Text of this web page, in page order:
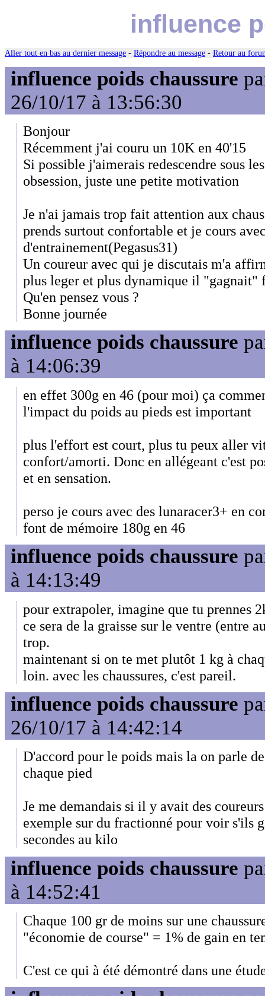
influence
Aller tout en bas au dernier message - Répondre au message - Retour au
influence poids chaussure
26/10/17 à 13:56:30
Bonjour
Récemment j'ai couru un 10K en 40'15
Si possible j'aimerais redescendre sous
obsession, juste une petite motivation
Je n'ai jamais trop fait attention aux
prends surtout confortable et je cours
d'entrainement(Pegasus31)
Un coureur avec qui je discutais m'a
plus leger et plus dynamique il "gagnait"
Qu'en pensez vous ?
Bonne journée
influence poids chaussure
à 14:06:39
en effet 300g en 46 (pour moi) ça
l'impact du poids au pieds est important
plus l'effort est court, plus tu peux aller
confort/amorti. Donc en allégeant c'est
et en sensation.
perso je cours avec des lunaracer3+ en
font de mémoire 180g en 46
influence poids chaussure
à 14:13:49
pour extrapoler, imagine que tu prennes
ce sera de la graisse sur le ventre (entre
trop.
maintenant si on te met plutôt 1 kg à
loin. avec les chaussures, c'est pareil.
influence poids chaussure
26/10/17 à 14:42:14
D'accord pour le poids mais la on parle
chaque pied
Je me demandais si il y avait des
exemple sur du fractionné pour voir s'ils
secondes au kilo
influence poids chaussure
à 14:52:41
Chaque 100 gr de moins sur une
"économie de course" = 1% de gain en
C'est ce qui à été démontré dans une